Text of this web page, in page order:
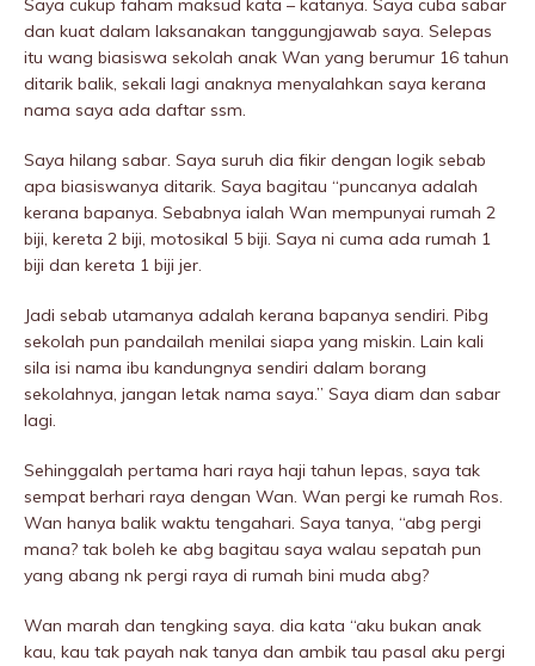
Saya cukup faham maksud kata – katanya. Saya cuba sabar
dan kuat dalam laksanakan tanggungjawab saya. Selepas
itu wang biasiswa sekolah anak Wan yang berumur 16 tahun
ditarik balik, sekali lagi anaknya menyalahkan saya kerana
nama saya ada daftar ssm.
Saya hilang sabar. Saya suruh dia fikir dengan logik sebab
apa biasiswanya ditarik. Saya bagitau “puncanya adalah
kerana bapanya. Sebabnya ialah Wan mempunyai rumah 2
biji, kereta 2 biji, motosikal 5 biji. Saya ni cuma ada rumah 1
biji dan kereta 1 biji jer.
Jadi sebab utamanya adalah kerana bapanya sendiri. Pibg
sekolah pun pandailah menilai siapa yang miskin. Lain kali
sila isi nama ibu kandungnya sendiri dalam borang
sekolahnya, jangan letak nama saya.” Saya diam dan sabar
lagi.
Sehinggalah pertama hari raya haji tahun lepas, saya tak
sempat berhari raya dengan Wan. Wan pergi ke rumah Ros.
Wan hanya balik waktu tengahari. Saya tanya, “abg pergi
mana? tak boleh ke abg bagitau saya walau sepatah pun
yang abang nk pergi raya di rumah bini muda abg?
Wan marah dan tengking saya. dia kata “aku bukan anak
kau, kau tak payah nak tanya dan ambik tau pasal aku pergi